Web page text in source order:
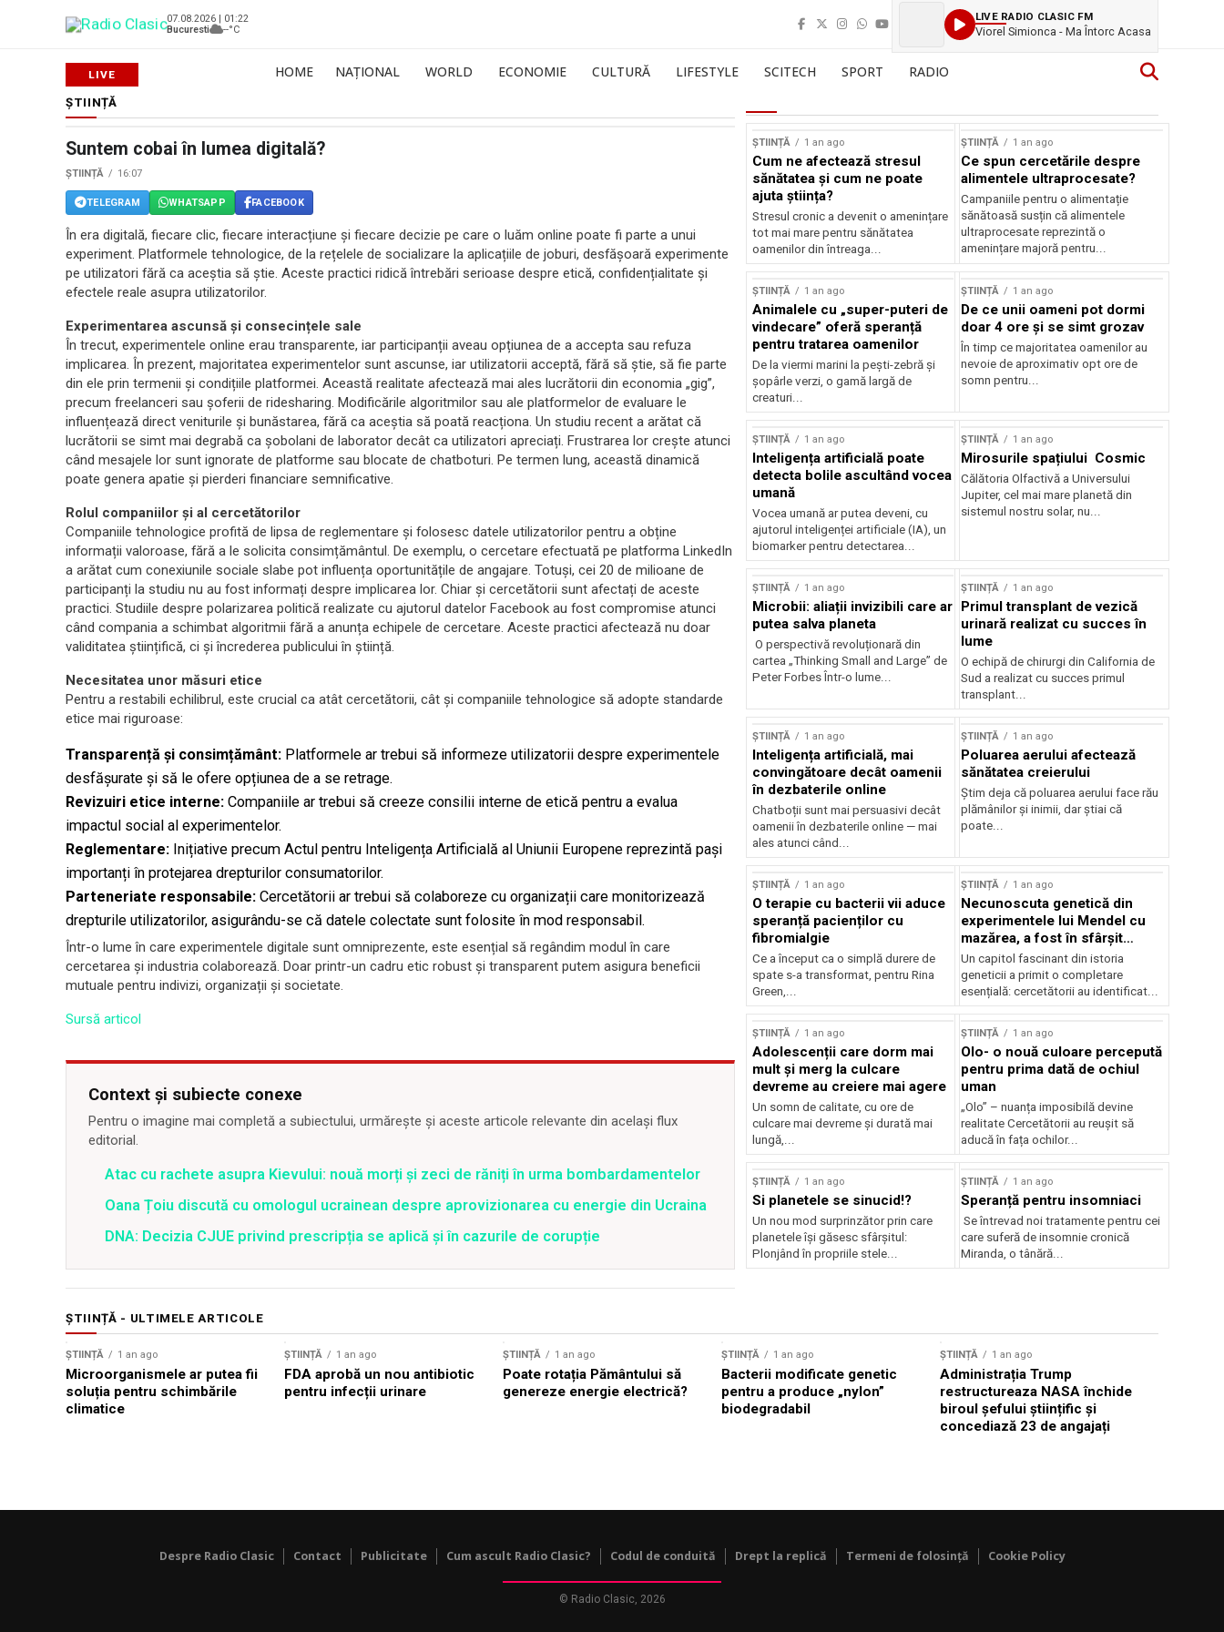
07.08.2026 | 01:22
Bucuresti
--°C
LIVE RADIO CLASIC FM
Viorel Simionca - Ma Întorc Acasa
HOME NAȚIONAL WORLD ECONOMIE CULTURĂ LIFESTYLE SCITECH SPORT RADIO
ȘTIINȚĂ
Suntem cobai în lumea digitală?
ȘTIINȚĂ 16:07
TELEGRAM WHATSAPP FACEBOOK
În era digitală, fiecare clic, fiecare interacțiune și fiecare decizie pe care o luăm online poate fi parte a unui
experiment. Platformele tehnologice, de la rețelele de socializare la aplicațiile de joburi, desfășoară experimente
pe utilizatori fără ca aceștia să știe. Aceste practici ridică întrebări serioase despre etică, confidențialitate și
efectele reale asupra utilizatorilor.
Experimentarea ascunsă și consecințele sale
În trecut, experimentele online erau transparente, iar participanții aveau opțiunea de a accepta sau refuza
implicarea. În prezent, majoritatea experimentelor sunt ascunse, iar utilizatorii acceptă, fără să știe, să fie parte
din ele prin termenii și condițiile platformei. Această realitate afectează mai ales lucrătorii din economia „gig”,
precum freelanceri sau șoferii de ridesharing. Modificările algoritmilor sau ale platformelor de evaluare le
influențează direct veniturile și bunăstarea, fără ca aceștia să poată reacționa. Un studiu recent a arătat că
lucrătorii se simt mai degrabă ca șobolani de laborator decât ca utilizatori apreciați. Frustrarea lor crește atunci
când mesajele lor sunt ignorate de platforme sau blocate de chatboturi. Pe termen lung, această dinamică
poate genera apatie și pierderi financiare semnificative.
Rolul companiilor și al cercetătorilor
Companiile tehnologice profită de lipsa de reglementare și folosesc datele utilizatorilor pentru a obține
informații valoroase, fără a le solicita consimțământul. De exemplu, o cercetare efectuată pe platforma LinkedIn
a arătat cum conexiunile sociale slabe pot influența oportunitățile de angajare. Totuși, cei 20 de milioane de
participanți la studiu nu au fost informați despre implicarea lor. Chiar și cercetătorii sunt afectați de aceste
practici. Studiile despre polarizarea politică realizate cu ajutorul datelor Facebook au fost compromise atunci
când compania a schimbat algoritmii fără a anunța echipele de cercetare. Aceste practici afectează nu doar
validitatea științifică, ci și încrederea publicului în știință.
Necesitatea unor măsuri etice
Pentru a restabili echilibrul, este crucial ca atât cercetătorii, cât și companiile tehnologice să adopte standarde
etice mai riguroase:
Transparență și consimțământ: Platformele ar trebui să informeze utilizatorii despre experimentele
desfășurate și să le ofere opțiunea de a se retrage.
Revizuiri etice interne: Companiile ar trebui să creeze consilii interne de etică pentru a evalua
impactul social al experimentelor.
Reglementare: Inițiative precum Actul pentru Inteligența Artificială al Uniunii Europene reprezintă pași
importanți în protejarea drepturilor consumatorilor.
Parteneriate responsabile: Cercetătorii ar trebui să colaboreze cu organizații care monitorizează
drepturile utilizatorilor, asigurându-se că datele colectate sunt folosite în mod responsabil.
Într-o lume în care experimentele digitale sunt omniprezente, este esențial să regândim modul în care
cercetarea și industria colaborează. Doar printr-un cadru etic robust și transparent putem asigura beneficii
mutuale pentru indivizi, organizații și societate.
Sursă articol
Context și subiecte conexe
Pentru o imagine mai completă a subiectului, urmărește și aceste articole relevante din același flux
editorial.
Atac cu rachete asupra Kievului: nouă morți și zeci de răniți în urma bombardamentelor
Oana Țoiu discută cu omologul ucrainean despre aprovizionarea cu energie din Ucraina
DNA: Decizia CJUE privind prescripția se aplică și în cazurile de corupție
ȘTIINȚĂ 1 an ago
Cum ne afectează stresul
sănătatea și cum ne poate
ajuta știința?
Stresul cronic a devenit o amenințare
tot mai mare pentru sănătatea
oamenilor din întreaga...
ȘTIINȚĂ 1 an ago
Ce spun cercetările despre
alimentele ultraprocesate?
Campaniile pentru o alimentație
sănătoasă susțin că alimentele
ultraprocesate reprezintă o
amenințare majoră pentru...
ȘTIINȚĂ 1 an ago
Animalele cu „super-puteri de
vindecare” oferă speranță
pentru tratarea oamenilor
De la viermi marini la pești-zebră și
șopârle verzi, o gamă largă de
creaturi...
ȘTIINȚĂ 1 an ago
De ce unii oameni pot dormi
doar 4 ore și se simt grozav
În timp ce majoritatea oamenilor au
nevoie de aproximativ opt ore de
somn pentru...
ȘTIINȚĂ 1 an ago
Inteligența artificială poate
detecta bolile ascultând vocea
umană
Vocea umană ar putea deveni, cu
ajutorul inteligenței artificiale (IA), un
biomarker pentru detectarea...
ȘTIINȚĂ 1 an ago
Mirosurile spațiului Cosmic
Călătoria Olfactivă a Universului
Jupiter, cel mai mare planetă din
sistemul nostru solar, nu...
ȘTIINȚĂ 1 an ago
Microbii: aliații invizibili care ar
putea salva planeta
O perspectivă revoluționară din
cartea „Thinking Small and Large” de
Peter Forbes Într-o lume...
ȘTIINȚĂ 1 an ago
Primul transplant de vezică
urinară realizat cu succes în
lume
O echipă de chirurgi din California de
Sud a realizat cu succes primul
transplant...
ȘTIINȚĂ 1 an ago
Inteligența artificială, mai
convingătoare decât oamenii
în dezbaterile online
Chatboții sunt mai persuasivi decât
oamenii în dezbaterile online — mai
ales atunci când...
ȘTIINȚĂ 1 an ago
Poluarea aerului afectează
sănătatea creierului
Știm deja că poluarea aerului face rău
plămânilor și inimii, dar știai că
poate...
ȘTIINȚĂ 1 an ago
O terapie cu bacterii vii aduce
speranță pacienților cu
fibromialgie
Ce a început ca o simplă durere de
spate s-a transformat, pentru Rina
Green,...
ȘTIINȚĂ 1 an ago
Necunoscuta genetică din
experimentele lui Mendel cu
mazărea, a fost în sfârșit
rezolvară
Un capitol fascinant din istoria
geneticii a primit o completare
esențială: cercetătorii au identificat...
ȘTIINȚĂ 1 an ago
Adolescenții care dorm mai
mult și merg la culcare
devreme au creiere mai agere
Un somn de calitate, cu ore de
culcare mai devreme și durată mai
lungă,...
ȘTIINȚĂ 1 an ago
Olo- o nouă culoare percepută
pentru prima dată de ochiul
uman
„Olo” – nuanța imposibilă devine
realitate Cercetătorii au reușit să
aducă în fața ochilor...
ȘTIINȚĂ 1 an ago
Si planetele se sinucid!?
Un nou mod surprinzător prin care
planetele își găsesc sfârșitul:
Plonjând în propriile stele...
ȘTIINȚĂ 1 an ago
Speranță pentru insomniaci
Se întrevad noi tratamente pentru cei
care suferă de insomnie cronică
Miranda, o tânără...
ȘTIINȚĂ - ULTIMELE ARTICOLE
ȘTIINȚĂ 1 an ago
Microorganismele ar putea fii
soluția pentru schimbările
climatice
ȘTIINȚĂ 1 an ago
FDA aprobă un nou antibiotic
pentru infecții urinare
ȘTIINȚĂ 1 an ago
Poate rotația Pământului să
genereze energie electrică?
ȘTIINȚĂ 1 an ago
Bacterii modificate genetic
pentru a produce „nylon”
biodegradabil
ȘTIINȚĂ 1 an ago
Administrația Trump
restructureaza NASA închide
biroul șefului științific și
concediază 23 de angajați
Despre Radio Clasic Contact Publicitate Cum ascult Radio Clasic? Codul de conduită Drept la replică Termeni de folosință Cookie Policy
© Radio Clasic, 2026